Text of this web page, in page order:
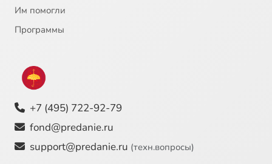
Им помогли
Программы
+7 (495) 722-92-79
fond@predanie.ru
support@predanie.ru (техн.вопросы)